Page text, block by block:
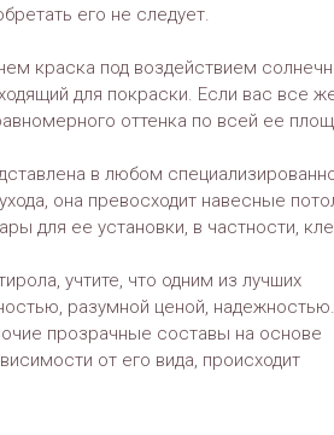
его не следует.
краска под воздействием
для покраски. Если вас все
оттенка по всей ее
в любом
она превосходит навесные
для ее установки, в частности,
учтите, что одним из лучших
разумной ценой, надежностью.
прозрачные составы на основе
от его вида, происходит